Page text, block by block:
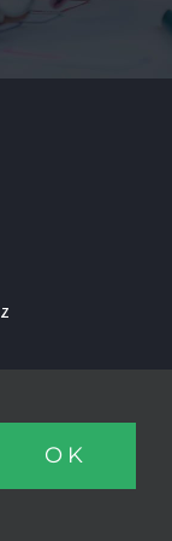
Faßbach
OK